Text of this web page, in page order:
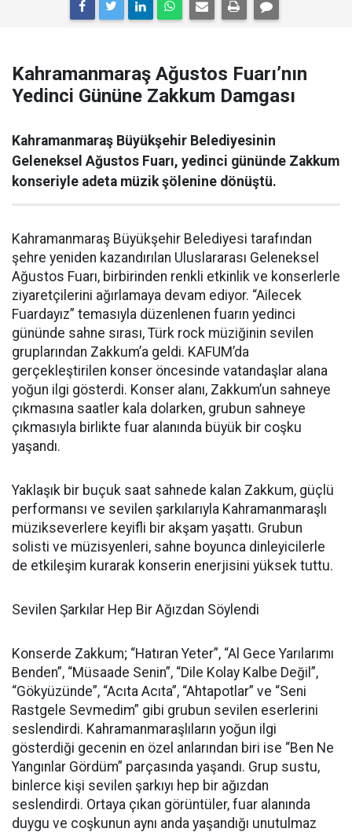
Kahramanmaraş Ağustos Fuarı’nın
Yedinci Gününe Zakkum Damgası
Kahramanmaraş Büyükşehir Belediyesinin
Geleneksel Ağustos Fuarı, yedinci gününde Zakkum
konseriyle adeta müzik şölenine dönüştü.
Kahramanmaraş Büyükşehir Belediyesi tarafından
şehre yeniden kazandırılan Uluslararası Geleneksel
Ağustos Fuarı, birbirinden renkli etkinlik ve konserlerle
ziyaretçilerini ağırlamaya devam ediyor. “Ailecek
Fuardayız” temasıyla düzenlenen fuarın yedinci
gününde sahne sırası, Türk rock müziğinin sevilen
gruplarından Zakkum’a geldi. KAFUM’da
gerçekleştirilen konser öncesinde vatandaşlar alana
yoğun ilgi gösterdi. Konser alanı, Zakkum’un sahneye
çıkmasına saatler kala dolarken, grubun sahneye
çıkmasıyla birlikte fuar alanında büyük bir coşku
yaşandı.
Yaklaşık bir buçuk saat sahnede kalan Zakkum, güçlü
performansı ve sevilen şarkılarıyla Kahramanmaraşlı
müzikseverlere keyifli bir akşam yaşattı. Grubun
solisti ve müzisyenleri, sahne boyunca dinleyicilerle
de etkileşim kurarak konserin enerjisini yüksek tuttu.
Sevilen Şarkılar Hep Bir Ağızdan Söylendi
Konserde Zakkum; “Hatıran Yeter”, “Al Gece Yarılarımı
Benden”, “Müsaade Senin”, “Dile Kolay Kalbe Değil”,
“Gökyüzünde”, “Acıta Acıta”, “Ahtapotlar” ve “Seni
Rastgele Sevmedim” gibi grubun sevilen eserlerini
seslendirdi. Kahramanmaraşlıların yoğun ilgi
gösterdiği gecenin en özel anlarından biri ise “Ben Ne
Yangınlar Gördüm” parçasında yaşandı. Grup sustu,
binlerce kişi sevilen şarkıyı hep bir ağızdan
seslendirdi. Ortaya çıkan görüntüler, fuar alanında
duygu ve coşkunun aynı anda yaşandığı unutulmaz